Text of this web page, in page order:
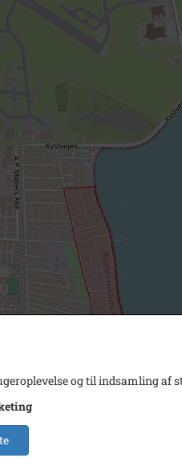
og til indsamling af